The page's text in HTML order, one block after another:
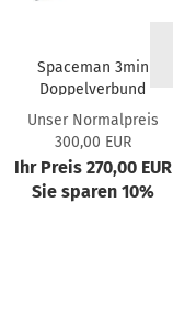
Spaceman 3min
Doppelverbund
Unser Normalpreis
300,00 EUR
Ihr Preis 270,00 EUR
Sie sparen 10%